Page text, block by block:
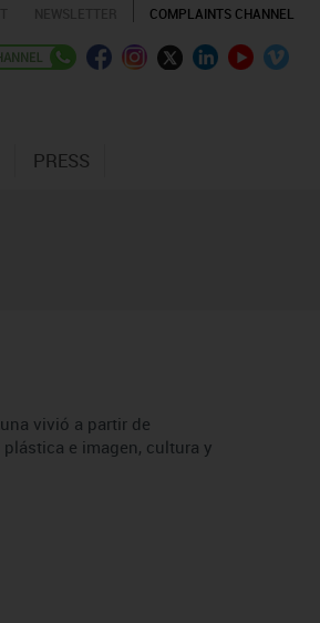
COMPLAINTS CHANNEL
PRESS
vivió a partir de
e imagen, cultura y